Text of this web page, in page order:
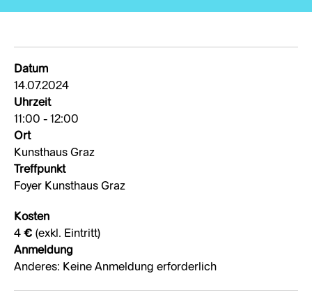
Datum
14.07.2024
Uhrzeit
11:00 - 12:00
Ort
Kunsthaus Graz
Treffpunkt
Foyer Kunsthaus Graz
Kosten
4 € (exkl. Eintritt)
Anmeldung
Anderes: Keine Anmeldung erforderlich